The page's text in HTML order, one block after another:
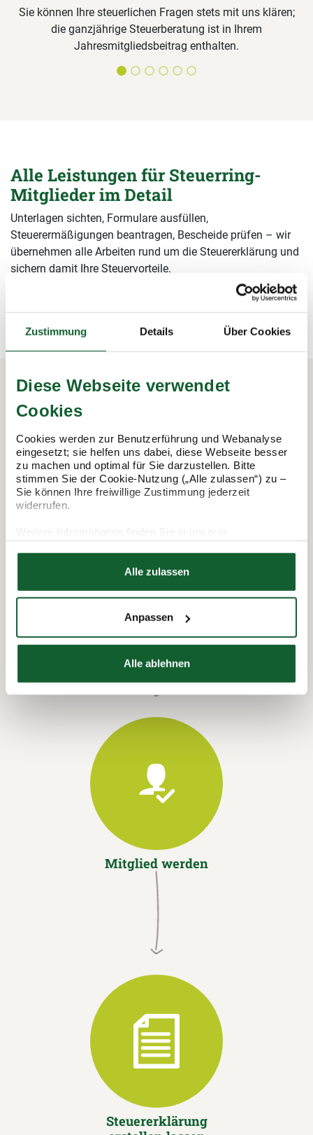
Zustimmung Details Über Cookies
Diese Webseite verwendet
Cookies
Cookies werden zur Benutzerführung und Webanalyse
eingesetzt; sie helfen uns dabei, diese Webseite besser
zu machen und optimal für Sie darzustellen. Bitte
stimmen Sie der Cookie-Nutzung („Alle zulassen“) zu –
Sie können Ihre freiwillige Zustimmung jederzeit
widerrufen.
Datenschutzerklärung
Hier finden Sie unser
Alle zulassen
Anpassen
Alle ablehnen
Sie können Ihre steuerlichen Fragen stets mit uns klären;
die ganzjährige Steuerberatung ist in Ihrem
Jahresmitgliedsbeitrag enthalten.
Alle Leistungen für Steuerring-
Mitglieder im Detail
Unterlagen sichten, Formulare ausfüllen,
Steuerermäßigungen beantragen, Bescheide prüfen – wir
übernehmen alle Arbeiten rund um die Steuererklärung und
sichern damit Ihre Steuervorteile.
In 3 Schritten zur Steuererklärung.
So funktioniert's:
Mitglied werden
Steuererklärung